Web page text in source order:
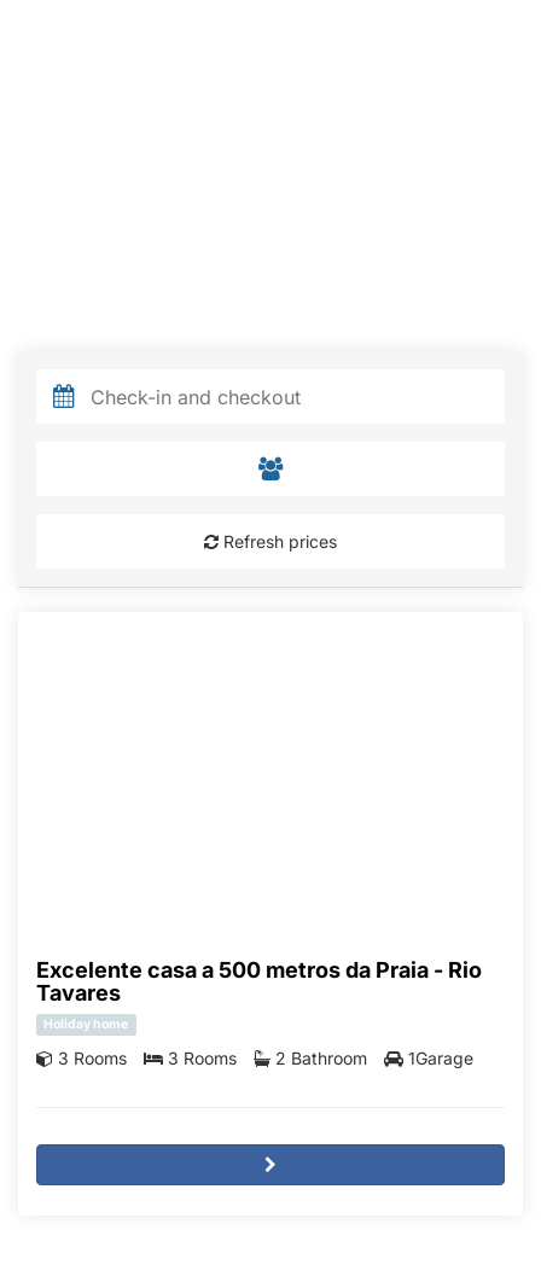
Refresh prices
Excelente casa a 500 metros da Praia - Rio
Tavares
Holiday home
3 Rooms 3 Rooms 2 Bathroom 1Garage